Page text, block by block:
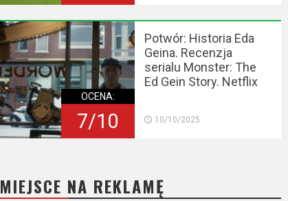
OCENA:
7/10
Potwór: Historia Eda
Geina. Recenzja
serialu Monster: The
Ed Gein Story. Netflix
10/10/2025
MIEJSCE NA REKLAMĘ